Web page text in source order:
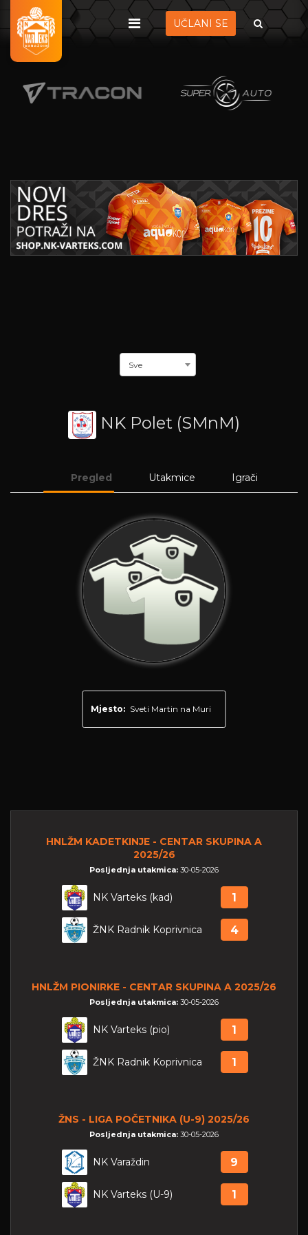
UČLANI SE
Sve
NK Polet (SMnM)
Pregled Utakmice Igrači
Mjesto: Sveti Martin na Muri
HNLŽM KADETKINJE - CENTAR SKUPINA A
2025/26
Posljednja utakmica: 30-05-2026
NK Varteks (kad) 1
ŽNK Radnik Koprivnica 4
HNLŽM PIONIRKE - CENTAR SKUPINA A 2025/26
Posljednja utakmica: 30-05-2026
NK Varteks (pio) 1
ŽNK Radnik Koprivnica 1
ŽNS - LIGA POČETNIKA (U-9) 2025/26
Posljednja utakmica: 30-05-2026
NK Varaždin 9
NK Varteks (U-9) 1